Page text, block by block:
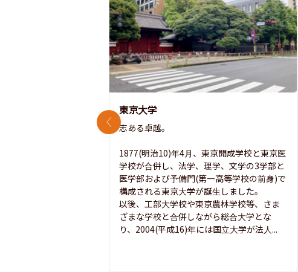
東京大学
志ある卓越。
1877(明治10)年4月、東京開成学校と東京医
学校が合併し、法学、理学、文学の3学部と
医学部および予備門(第一高等学校の前身)で
構成される東京大学が誕生しました。
以後、工部大学校や東京農林学校等、さま
ざまな学校と合併しながら総合大学とな
り、2004(平成16)年には国立大学が法人...
前のスライド